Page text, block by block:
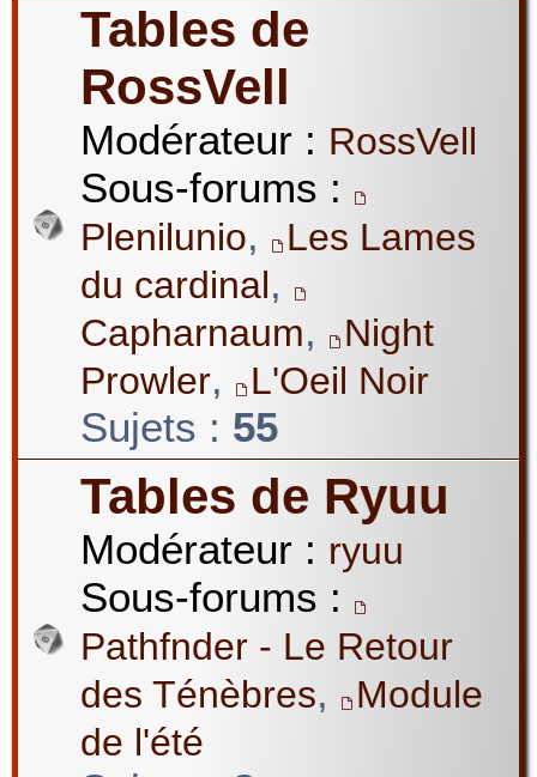
Tables de
RossVell
Modérateur : RossVell
Sous-forums :
Plenilunio,
Les Lames
du cardinal,
Capharnaum,
Night
Prowler, L'Oeil Noir
Sujets : 55
Tables de Ryuu
Modérateur : ryuu
Sous-forums :
Pathfnder - Le Retour
des Ténèbres,
Module
de l'été